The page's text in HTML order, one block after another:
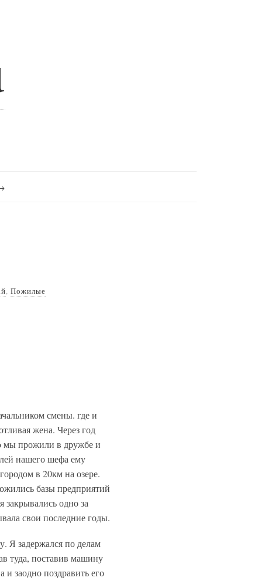
, Пожилые
смены. где и
жена. Через год
мы прожили в дружбе и
нашего шефа ему
в 20км на озере.
базы предприятий
одно за
свои последние годы.
Я задержался по делам
туда, поставив машину
и заодно поздравить его